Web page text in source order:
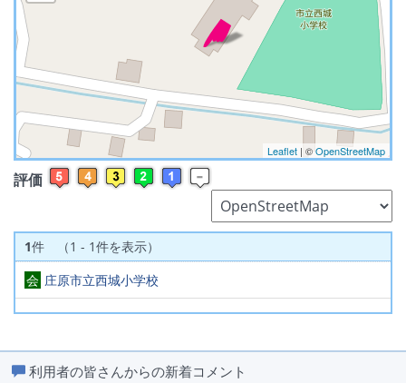
※ マップを検索、表示中です ※
Leaflet | ©OpenStreetMap
評価
1件 （1 - 1件を表示）
会 庄原市立西城小学校
利用者の皆さんからの新着コメント